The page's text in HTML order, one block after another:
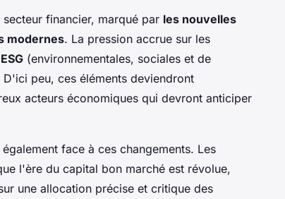
financier, marqué par les nouvelles
modernes. La pression accrue sur les
ESG (environnementales, sociales et de
peu, ces éléments deviendront
acteurs économiques qui devront anticiper
face à ces changements. Les
l'ère du capital bon marché est révolue,
une allocation précise et critique des